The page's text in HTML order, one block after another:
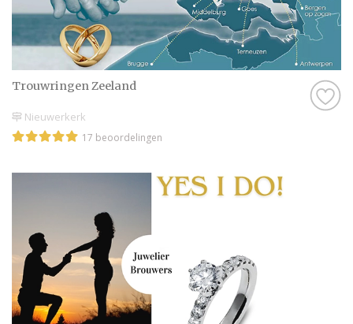
Trouwringen Zeeland
Nieuwerkerk
17 beoordelingen